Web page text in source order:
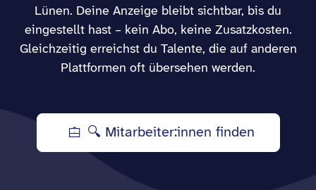
Lünen. Deine Anzeige bleibt sichtbar, bis du
eingestellt hast – kein Abo, keine Zusatzkosten.
Gleichzeitig erreichst du Talente, die auf anderen
Plattformen oft übersehen werden.
🔍 Mitarbeiter:innen finden